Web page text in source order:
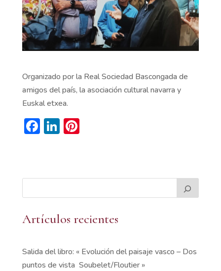
Organizado por la Real Sociedad Bascongada de
amigos del país, la asociación cultural navarra y
Euskal etxea.
F
ac
b
o
k
Li
n
e
n
Pi
es
Artículos recientes
Salida del libro: « Evolución del paisaje vasco – Dos
puntos de vista Soubelet/Floutier »